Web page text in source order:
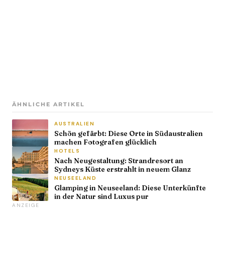
ÄHNLICHE ARTIKEL
AUSTRALIEN
Schön gefärbt: Diese Orte in Südaustralien
machen Fotografen glücklich
HOTELS
Nach Neugestaltung: Strandresort an
Sydneys Küste erstrahlt in neuem Glanz
NEUSEELAND
Glamping in Neuseeland: Diese Unterkünfte
in der Natur sind Luxus pur
ANZEIGE